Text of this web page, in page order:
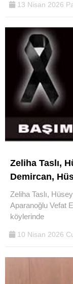
13 Nisan 2026
Zeliha Taslı,
Demircan,
Zeliha Taslı,
Aparanoğlu Vefat
köylerinde
10 Nisan 2026